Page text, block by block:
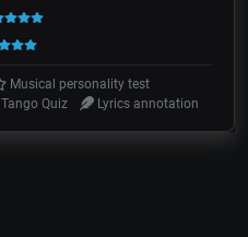
Musical personality test
Tango Quiz Lyrics annotation